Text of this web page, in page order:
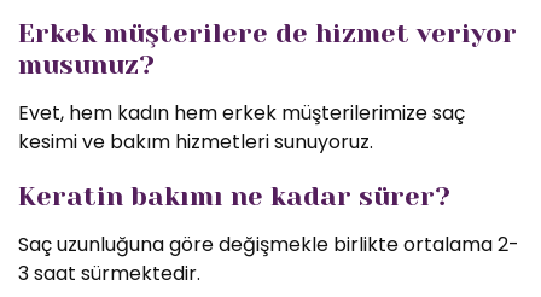
Erkek müşterilere de hizmet veriyor
musunuz?
Evet, hem kadın hem erkek müşterilerimize saç
kesimi ve bakım hizmetleri sunuyoruz.
Keratin bakımı ne kadar sürer?
Saç uzunluğuna göre değişmekle birlikte ortalama 2-
3 saat sürmektedir.